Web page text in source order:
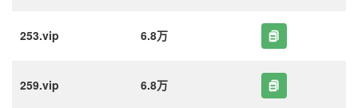
253.vip 6.8万
259.vip 6.8万